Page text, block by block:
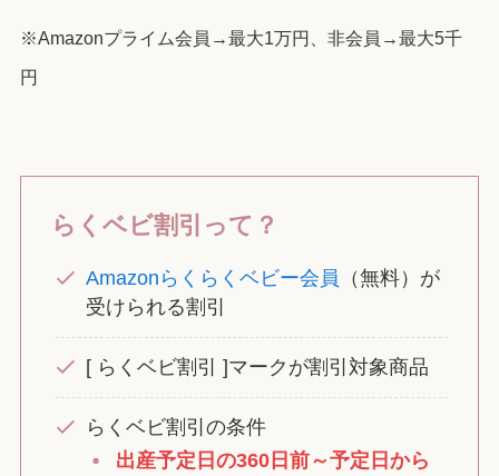
※Amazonプライム会員→最大1万円、非会員→最大5千
円
らくベビ割引って？
Amazonらくらくベビー会員
（無料）が
受けられる割引
[ らくベビ割引 ]マークが割引対象商品
らくベビ割引の条件
出産予定日の360日前～予定日から